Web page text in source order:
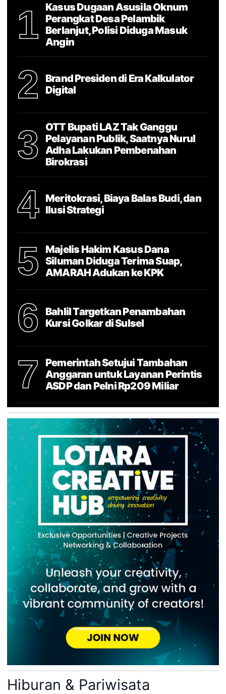
1
Kasus Dugaan Asusila Oknum
Perangkat Desa Pelambik
Berlanjut, Polisi Diduga Masuk
Angin
2
Brand Presiden di Era Kalkulator
Digital
3
OTT Bupati LAZ Tak Ganggu
Pelayanan Publik, Saatnya Nurul
Adha Lakukan Pembenahan
Birokrasi
4
Meritokrasi, Biaya Balas Budi, dan
Ilusi Strategi
5
Majelis Hakim Kasus Dana
Siluman Diduga Terima Suap,
AMARAH Adukan ke KPK
6
Bahlil Targetkan Penambahan
Kursi Golkar di Sulsel
7
Pemerintah Setujui Tambahan
Anggaran untuk Layanan Perintis
ASDP dan Pelni Rp209 Miliar
Hiburan & Pariwisata